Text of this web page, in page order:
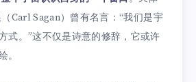
Carl Sagan）曾有名言：“我们是宇
式。”这不仅是诗意的修辞，它或许
。